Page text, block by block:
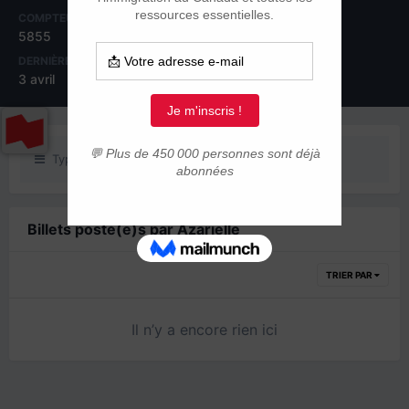
COMPTEUR DE CONTENUS
5855
INSCRIPTION
DERNIÈRE VISITE
3 avril
JOURS GAGNÉS
40
Type de contenu
Billets posté(e)s par Azarielle
TRIER PAR
Il n’y a encore rien ici